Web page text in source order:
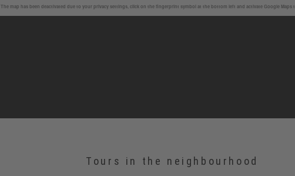
The map has been deactivated due to your privacy settings, click on the fingerprint symbol at the bottom left and activate Google Maps
Tours in the neighbourhood